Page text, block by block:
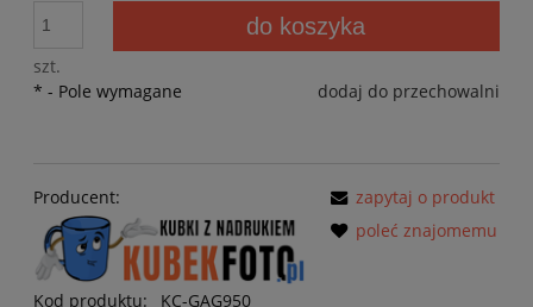
szt.
do koszyka
dodaj do przechowalni
* - Pole wymagane
Producent:
Kod produktu: KC-GAG950
zapytaj o produkt
poleć znajomemu